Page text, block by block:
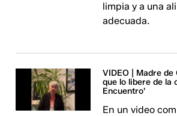
limpia y a una
adecuada.
VIDEO | Madre de
que lo libere de la
Encuentro'
En un video